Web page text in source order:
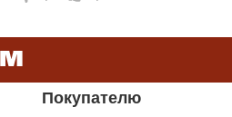
Покупателю